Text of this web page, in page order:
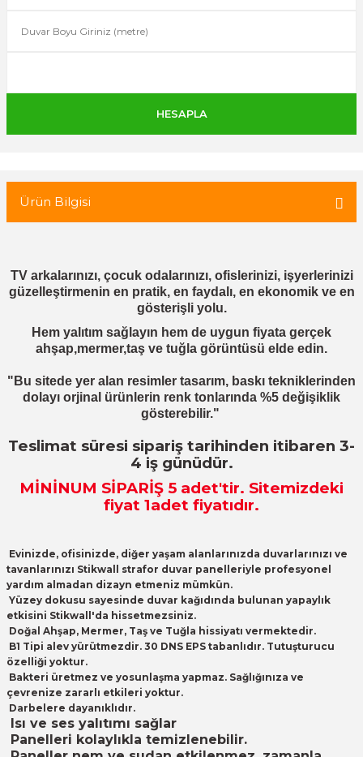
Ürün Bilgisi
TV arkalarınızı, çocuk odalarınızı, ofislerinizi, işyerlerinizi
güzelleştirmenin en pratik, en faydalı, en ekonomik ve en
gösterişli yolu.
Hem yalıtım sağlayın hem de uygun fiyata gerçek
ahşap,mermer,taş ve tuğla görüntüsü elde edin.
"Bu sitede yer alan resimler tasarım, baskı tekniklerinden
dolayı orjinal ürünlerin renk tonlarında %5 değişiklik
gösterebilir."
Teslimat süresi sipariş tarihinden itibaren 3-
4 iş günüdür.
MİNİNUM SİPARİŞ 5 adet'tir. Sitemizdeki
fiyat 1adet fiyatıdır.
Evinizde, ofisinizde, diğer yaşam alanlarınızda duvarlarınızı ve
tavanlarınızı Stikwall strafor duvar panelleriyle profesyonel
yardım almadan dizayn etmeniz mümkün.
Yüzey dokusu sayesinde duvar kağıdında bulunan yapaylık
etkisini Stikwall'da hissetmezsiniz.
Doğal Ahşap, Mermer, Taş ve Tuğla hissiyatı vermektedir.
B1 Tipi alev yürütmezdir. 30 DNS EPS tabanlıdır. Tutuşturucu
özelliği yoktur.
Bakteri üretmez ve yosunlaşma yapmaz. Sağlığınıza ve
çevrenize zararlı etkileri yoktur.
Darbelere dayanıklıdır.
Isı ve ses yalıtımı sağlar
Panelleri kolaylıkla temizlenebilir.